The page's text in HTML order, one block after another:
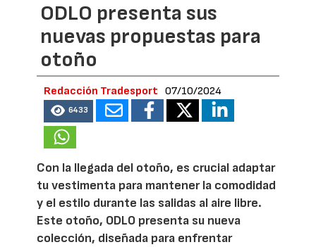
ODLO presenta sus
nuevas propuestas para
otoño
Redacción Tradesport 07/10/2024
6433
Con la llegada del otoño, es crucial adaptar
tu vestimenta para mantener la comodidad
y el estilo durante las salidas al aire libre.
Este otoño, ODLO presenta su nueva
colección, diseñada para enfrentar